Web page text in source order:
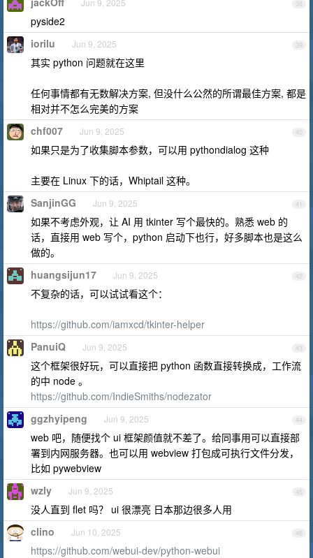
38
Jun 9, 2025
pyside2
39
iorilu Jun 9, 2025
其实 python 问题就在这里
任何事情都有无数解决方案, 但没什么公然的所谓最佳方案, 都是
相对并不怎么完美的方案
40
chf007 Jun 9, 2025
如果只是为了收集脚本参数，可以用 pythondialog 这种
主要在 Linux 下的话，Whiptail 这种。
41
SanjinGG Jun 9, 2025
如果不考虑外观，让 AI 用 tkinter 写个最快的。熟悉 web 的
话，直接用 web 写个，python 启动下也行，好多脚本也是这么
做的。
42
huangsijun17 Jun 9, 2025
不复杂的话，可以试试看这个：
https://github.com/iamxcd/tkinter-helper
43
PanuiQ Jun 9, 2025
这个框架很好玩，可以直接把 python 函数直接转换成，工作流
的中 node 。
https://github.com/IndieSmiths/nodezator
44
ggzhyipeng Jun 9, 2025
web 吧，随便找个 ui 框架颜值就不差了。给同事用可以直接部
署到内网服务器。也可以用 webview 打包成可执行文件分发，
比如 pywebview
45
wzly Jun 9, 2025
没人直到 flet 吗？ ui 很漂亮 日本那边很多人用
46
clino Jun 10, 2025
https://github.com/webui-dev/python-webui